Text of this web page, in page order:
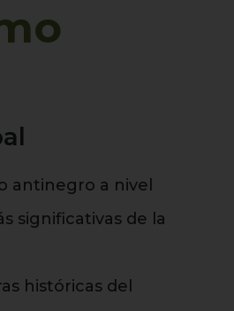
antinegro a nivel
significativas de la
históricas del